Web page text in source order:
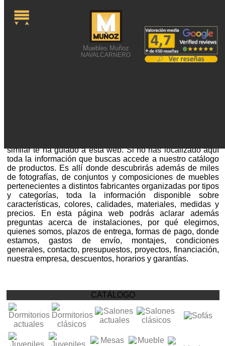
Muebles Muñoz
NAVALCARNERO
similar te ha guiado a esta web. Si no has localizado aquí
toda la información que buscas accede a nuestro catálogo
de productos. Es allí donde descubrirás además de miles
de fotografías, de conjuntos y composiciones de muebles
pertenecientes a distintos fabricantes organizadas por tipos
y categorías, toda la información disponible sobre
características, colores, calidades, materiales, medidas y
precios. En esta página web podrás aclarar además
preguntas acerca de instalaciones, por qué elegirnos,
quienes somos, plazos de entrega, formas de pago, donde
estamos, gastos de envío, montajes, condiciones
generales, contacto, presupuestos, proyectos, financiación,
nuestra empresa, descuentos, horarios y garantías.
CATÁLOGO